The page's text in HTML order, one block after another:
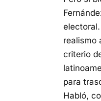
realismo
criterio
para
Habló,